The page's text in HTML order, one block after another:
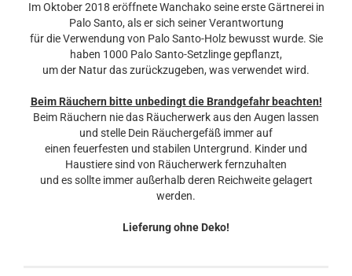
Im Oktober 2018 eröffnete Wanchako seine erste Gärtnerei in
Palo Santo, als er sich seiner Verantwortung
für die Verwendung von Palo Santo-Holz bewusst wurde. Sie
haben 1000 Palo Santo-Setzlinge gepflanzt,
um der Natur das zurückzugeben, was verwendet wird.
Beim Räuchern bitte unbedingt die Brandgefahr beachten!
Beim Räuchern nie das Räucherwerk aus den Augen lassen
und stelle Dein Räuchergefäß immer auf
einen feuerfesten und stabilen Untergrund. Kinder und
Haustiere sind von Räucherwerk fernzuhalten
und es sollte immer außerhalb deren Reichweite gelagert
werden.
Lieferung ohne Deko!